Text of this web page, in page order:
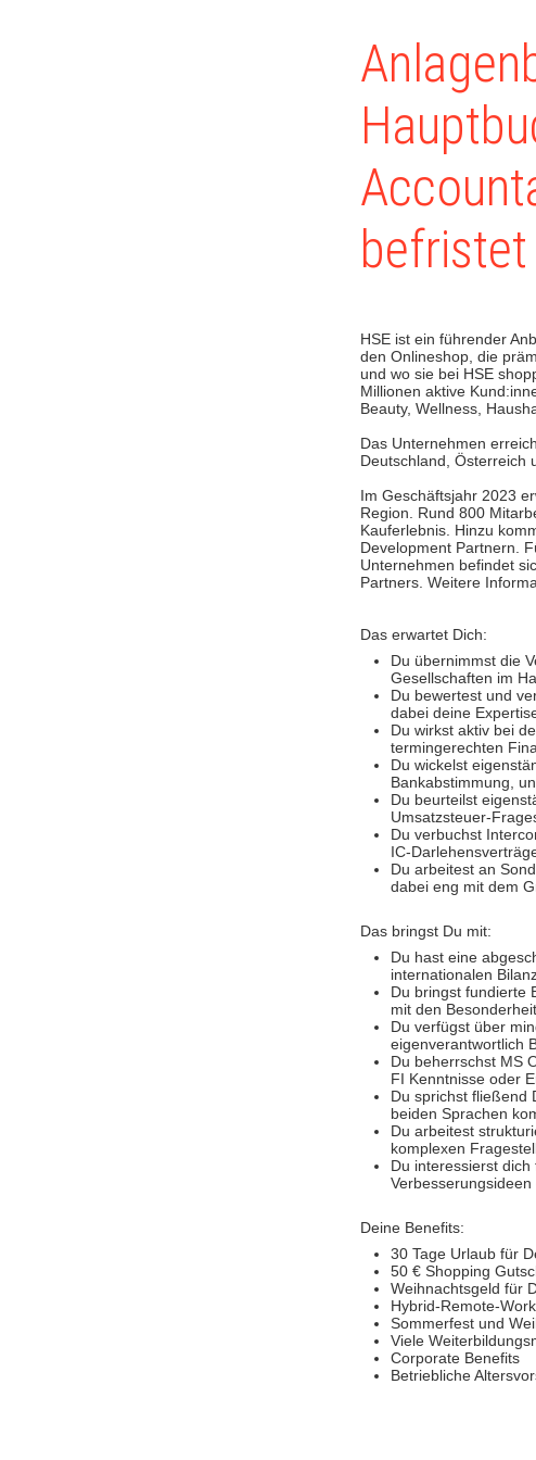
HSE ist ein führender
den Onlineshop, die
und wo sie bei HSE
Millionen aktive
Beauty, Wellness,
Das Unternehmen
Deutschland, Österreich
Im Geschäftsjahr 2023
Region. Rund 800
Kauferlebnis. Hinzu
Development Partnern.
Unternehmen befindet
Partners. Weitere
Das erwartet Dich:
Du übernimmst die
Gesellschaften im
Du bewertest und
dabei deine
Du wirkst aktiv bei
termingerechten
Du wickelst
Bankabstimmung,
Du beurteilst
Umsatzsteuer-
Du verbuchst
IC-
Du arbeitest an
dabei eng mit dem
Das bringst Du mit:
Du hast eine
internationalen
Du bringst fundierte
mit den
Du verfügst über
eigenverantwortlich
Du beherrschst MS
FI Kenntnisse oder
Du sprichst fließend
beiden Sprachen
Du arbeitest
komplexen
Du interessierst
Verbesserungsideen
Deine Benefits:
30 Tage Urlaub für
50 € Shopping
Weihnachtsgeld für
Hybrid-Remote-
Sommerfest und
Viele
Corporate Benefits
Betriebliche